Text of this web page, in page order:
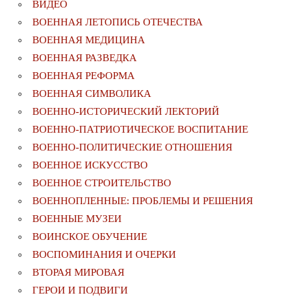
ВИДЕО
ВОЕННАЯ ЛЕТОПИСЬ ОТЕЧЕСТВА
ВОЕННАЯ МЕДИЦИНА
ВОЕННАЯ РАЗВЕДКА
ВОЕННАЯ РЕФОРМА
ВОЕННАЯ СИМВОЛИКА
ВОЕННО-ИСТОРИЧЕСКИЙ ЛЕКТОРИЙ
ВОЕННО-ПАТРИОТИЧЕСКОЕ ВОСПИТАНИЕ
ВОЕННО-ПОЛИТИЧЕСКИE ОТНОШЕНИЯ
ВОЕННОЕ ИСКУССТВО
ВОЕННОЕ СТРОИТЕЛЬСТВО
ВОЕННОПЛЕННЫЕ: ПРОБЛЕМЫ И РЕШЕНИЯ
ВОЕННЫЕ МУЗЕИ
ВОИНСКОЕ ОБУЧЕНИЕ
ВОСПОМИНАНИЯ И ОЧЕРКИ
ВТОРАЯ МИРОВАЯ
ГЕРОИ И ПОДВИГИ